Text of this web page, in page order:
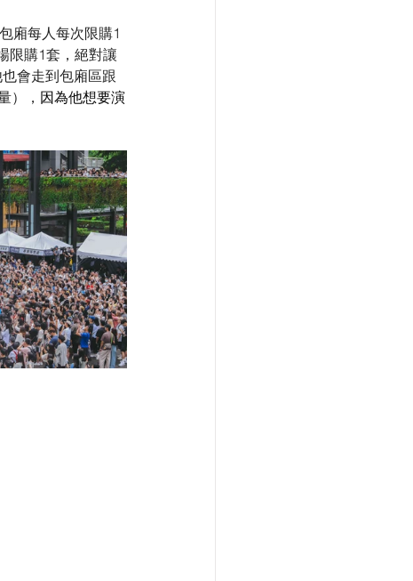
廂每人每次限購1
限購1套，絕對讓
會走到包廂區跟
）， 因為他想要演